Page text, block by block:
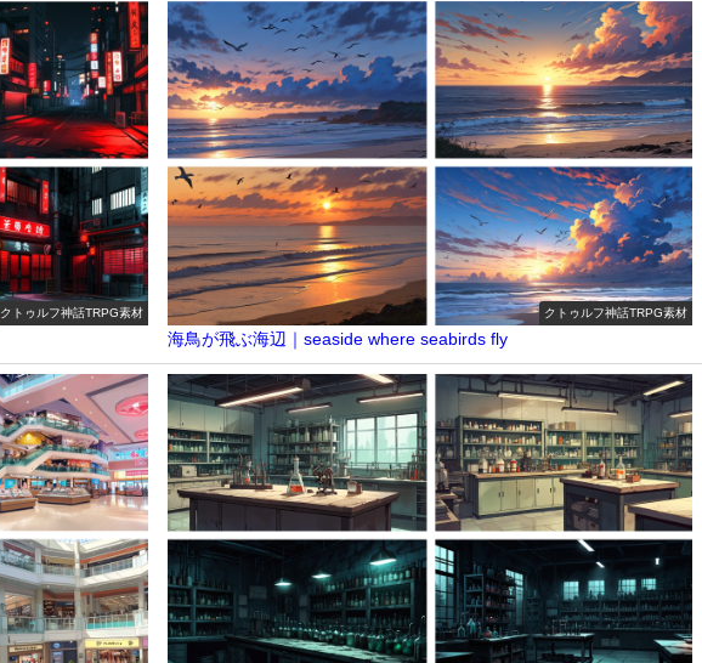
クトゥルフ神話TRPG素材 クトゥルフ神話TRPG素材
海鳥が飛ぶ海辺｜seaside where seabirds fly